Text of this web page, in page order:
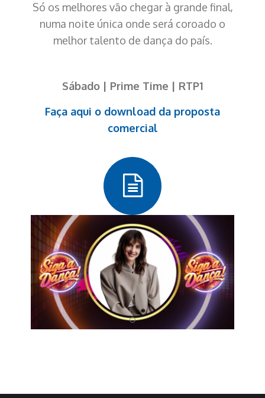
Só os melhores vão chegar à grande final,
numa noite única onde será coroado o
melhor talento de dança do país.
Sábado | Prime Time | RTP1
Faça aqui o download da proposta
comercial